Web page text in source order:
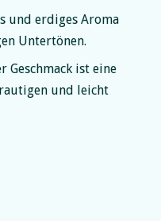
und erdiges Aroma
Untertönen.
Geschmack ist eine
und leicht